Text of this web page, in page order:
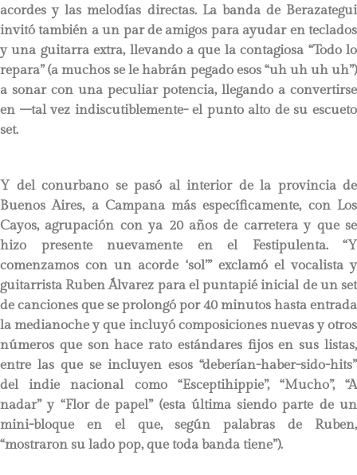
acordes y las melodías directas. La banda de Berazategui
invitó también a un par de amigos para ayudar en teclados
y una guitarra extra, llevando a que la contagiosa “Todo lo
repara” (a muchos se le habrán pegado esos “uh uh uh uh”)
a sonar con una peculiar potencia, llegando a convertirse
en –tal vez indiscutiblemente- el punto alto de su escueto
set.
Y del conurbano se pasó al interior de la provincia de
Buenos Aires, a Campana más específicamente, con Los
Cayos, agrupación con ya 20 años de carretera y que se
hizo presente nuevamente en el Festipulenta. “Y
comenzamos con un acorde ‘sol’” exclamó el vocalista y
guitarrista Ruben Álvarez para el puntapié inicial de un set
de canciones que se prolongó por 40 minutos hasta entrada
la medianoche y que incluyó composiciones nuevas y otros
números que son hace rato estándares fijos en sus listas,
entre las que se incluyen esos “deberían-haber-sido-hits”
del indie nacional como “Esceptihippie”, “Mucho”, “A
nadar” y “Flor de papel” (esta última siendo parte de un
mini-bloque en el que, según palabras de Ruben,
“mostraron su lado pop, que toda banda tiene”).